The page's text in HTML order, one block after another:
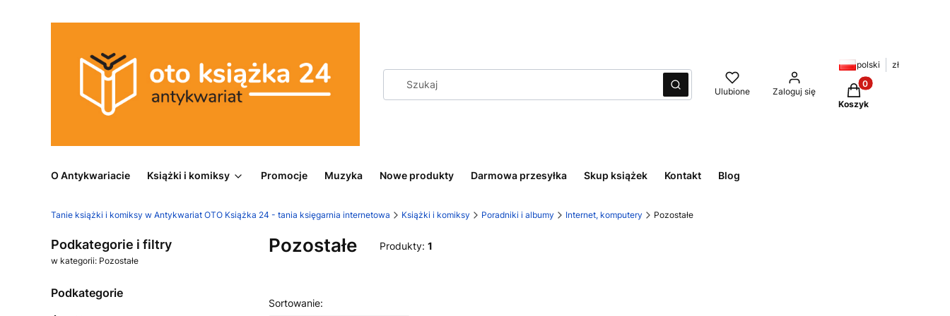
WyczyśćSzukaj Ulubione Zaloguj się
polski zł
Produkty w
Koszyk
O Antykwariacie Książki i komiksy Promocje Muzyka Nowe produkty Darmowa przesyłka Skup książek Kontakt Blog
Tanie książki i komiksy w Antykwariat OTO Książka 24 - tania księgarnia internetowa Książki i komiksy Poradniki i albumy Internet, komputery Pozostałe
Podkategorie i filtry
w kategorii: Pozostałe
Podkategorie
Pozostałe Produkty: 1
Lista produktów
Sortowanie: